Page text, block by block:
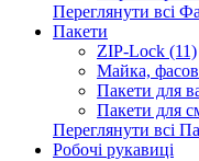
Переглянути всі
Пакети
ZIP-Lock (11)
Майка,
Пакети для
Пакети для
Переглянути всі
Робочі рукавиці